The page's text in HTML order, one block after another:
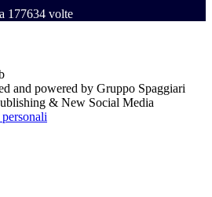
177634 volte
and powered by Gruppo Spaggiari
& New Social Media